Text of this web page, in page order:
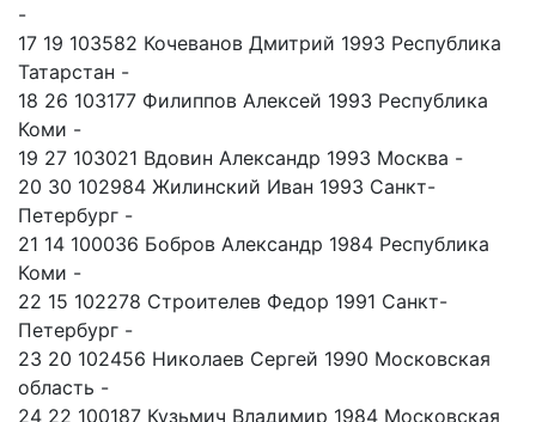
-
17 19 103582 Кочеванов Дмитрий 1993 Республика
Татарстан -
18 26 103177 Филиппов Алексей 1993 Республика
Коми -
19 27 103021 Вдовин Александр 1993 Москва -
20 30 102984 Жилинский Иван 1993 Санкт-
Петербург -
21 14 100036 Бобров Александр 1984 Республика
Коми -
22 15 102278 Строителев Федор 1991 Санкт-
Петербург -
23 20 102456 Николаев Сергей 1990 Московская
область -
24 22 100187 Кузьмич Владимир 1984 Московская